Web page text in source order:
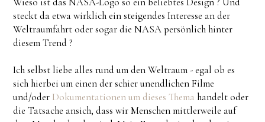
steckt da etwa wirklich ein steigendes Interesse an der
Weltraumfahrt oder sogar die NASA persönlich hinter
diesem Trend ?
Ich selbst liebe alles rund um den Weltraum - egal ob es
sich hierbei um einen der schier unendlichen Filme
und/oder Dokumentationen um dieses Thema handelt oder
die Tatsache ansich, dass wir Menschen mittlerweile auf